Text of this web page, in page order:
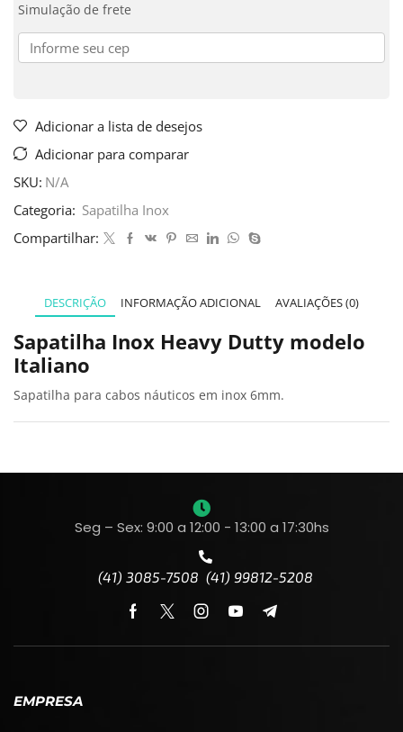
Simulação de frete
Adicionar a lista de desejos
Adicionar para comparar
SKU: N/A
Categoria: Sapatilha Inox
Compartilhar:
DESCRIÇÃO INFORMAÇÃO ADICIONAL AVALIAÇÕES (0)
Sapatilha Inox Heavy Dutty modelo
Italiano
Sapatilha para cabos náuticos em inox 6mm.
Seg – Sex: 9:00 a 12:00 - 13:00 a 17:30hs
(41) 3085-7508 (41) 99812-5208
EMPRESA